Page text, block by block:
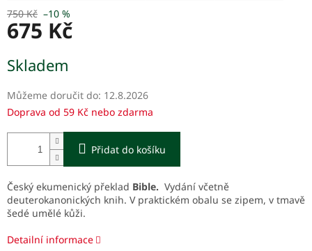
750 Kč –10 %
675 Kč
cena:
Skladem
Můžeme doručit do: 12.8.2026
Doprava od 59 Kč nebo zdarma
Přidat do košíku
Český ekumenický překlad Bible. Vydání včetně
deuterokanonických knih. V praktickém obalu se zipem, v tmavě
šedé umělé kůži.
Detailní informace